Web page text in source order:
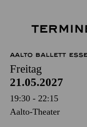
AALTO BALLETT
Freitag
21.05.2027
19:30 - 22:15
Aalto-Theater